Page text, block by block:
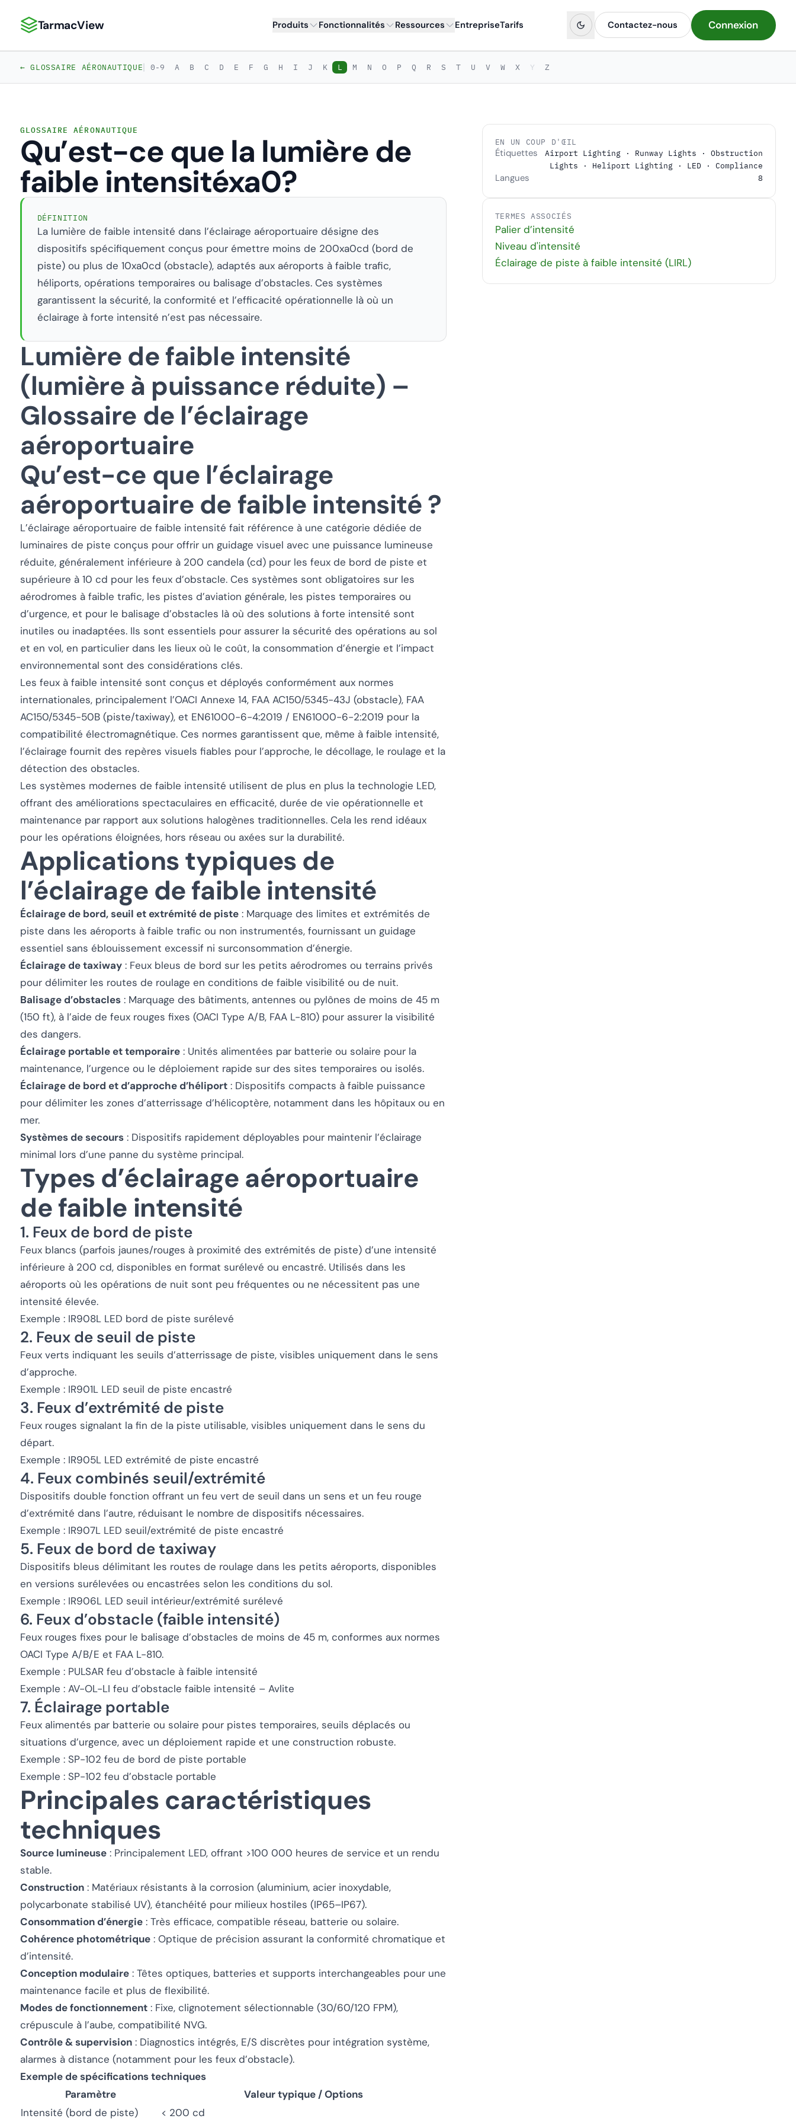
TarmacView : Analyses aéronautiques de précision
TarmacView Produits Fonctionnalités Ressources EntrepriseTarifs Contactez-nous Connexion
← GLOSSAIRE AÉRONAUTIQUE| 0-9 A B C D E F G H I J K L M N O P Q R S T U V W X Y Z
GLOSSAIRE AÉRONAUTIQUE
Qu’est-ce que la lumière de
faible intensitéxa0?
DÉFINITION
La lumière de faible intensité dans l’éclairage aéroportuaire désigne des
dispositifs spécifiquement conçus pour émettre moins de 200xa0cd (bord de
piste) ou plus de 10xa0cd (obstacle), adaptés aux aéroports à faible trafic,
héliports, opérations temporaires ou balisage d’obstacles. Ces systèmes
garantissent la sécurité, la conformité et l’efficacité opérationnelle là où un
éclairage à forte intensité n’est pas nécessaire.
Lumière de faible intensité
(lumière à puissance réduite) –
Glossaire de l’éclairage
aéroportuaire
Qu’est-ce que l’éclairage
aéroportuaire de faible intensité ?
L’éclairage aéroportuaire de faible intensité fait référence à une catégorie dédiée de
luminaires de piste conçus pour offrir un guidage visuel avec une puissance lumineuse
réduite, généralement inférieure à 200 candela (cd) pour les feux de bord de piste et
supérieure à 10 cd pour les feux d’obstacle. Ces systèmes sont obligatoires sur les
aérodromes à faible trafic, les pistes d’aviation générale, les pistes temporaires ou
d’urgence, et pour le balisage d’obstacles là où des solutions à forte intensité sont
inutiles ou inadaptées. Ils sont essentiels pour assurer la sécurité des opérations au sol
et en vol, en particulier dans les lieux où le coût, la consommation d’énergie et l’impact
environnemental sont des considérations clés.
Les feux à faible intensité sont conçus et déployés conformément aux normes
internationales, principalement l’OACI Annexe 14, FAA AC150/5345-43J (obstacle), FAA
AC150/5345-50B (piste/taxiway), et EN61000-6-4:2019 / EN61000-6-2:2019 pour la
compatibilité électromagnétique. Ces normes garantissent que, même à faible intensité,
l’éclairage fournit des repères visuels fiables pour l’approche, le décollage, le roulage et la
détection des obstacles.
Les systèmes modernes de faible intensité utilisent de plus en plus la technologie LED,
offrant des améliorations spectaculaires en efficacité, durée de vie opérationnelle et
maintenance par rapport aux solutions halogènes traditionnelles. Cela les rend idéaux
pour les opérations éloignées, hors réseau ou axées sur la durabilité.
Applications typiques de
l’éclairage de faible intensité
Éclairage de bord, seuil et extrémité de piste : Marquage des limites et extrémités de
piste dans les aéroports à faible trafic ou non instrumentés, fournissant un guidage
essentiel sans éblouissement excessif ni surconsommation d’énergie.
Éclairage de taxiway : Feux bleus de bord sur les petits aérodromes ou terrains privés
pour délimiter les routes de roulage en conditions de faible visibilité ou de nuit.
Balisage d’obstacles : Marquage des bâtiments, antennes ou pylônes de moins de 45 m
(150 ft), à l’aide de feux rouges fixes (OACI Type A/B, FAA L-810) pour assurer la visibilité
des dangers.
Éclairage portable et temporaire : Unités alimentées par batterie ou solaire pour la
maintenance, l’urgence ou le déploiement rapide sur des sites temporaires ou isolés.
Éclairage de bord et d’approche d’héliport : Dispositifs compacts à faible puissance
pour délimiter les zones d’atterrissage d’hélicoptère, notamment dans les hôpitaux ou en
mer.
Systèmes de secours : Dispositifs rapidement déployables pour maintenir l’éclairage
minimal lors d’une panne du système principal.
Types d’éclairage aéroportuaire
de faible intensité
1. Feux de bord de piste
Feux blancs (parfois jaunes/rouges à proximité des extrémités de piste) d’une intensité
inférieure à 200 cd, disponibles en format surélevé ou encastré. Utilisés dans les
aéroports où les opérations de nuit sont peu fréquentes ou ne nécessitent pas une
intensité élevée.
Exemple : IR908L LED bord de piste surélevé
2. Feux de seuil de piste
Feux verts indiquant les seuils d’atterrissage de piste, visibles uniquement dans le sens
d’approche.
Exemple : IR901L LED seuil de piste encastré
3. Feux d’extrémité de piste
Feux rouges signalant la fin de la piste utilisable, visibles uniquement dans le sens du
départ.
Exemple : IR905L LED extrémité de piste encastré
4. Feux combinés seuil/extrémité
Dispositifs double fonction offrant un feu vert de seuil dans un sens et un feu rouge
d’extrémité dans l’autre, réduisant le nombre de dispositifs nécessaires.
Exemple : IR907L LED seuil/extrémité de piste encastré
5. Feux de bord de taxiway
Dispositifs bleus délimitant les routes de roulage dans les petits aéroports, disponibles
en versions surélevées ou encastrées selon les conditions du sol.
Exemple : IR906L LED seuil intérieur/extrémité surélevé
6. Feux d’obstacle (faible intensité)
Feux rouges fixes pour le balisage d’obstacles de moins de 45 m, conformes aux normes
OACI Type A/B/E et FAA L-810.
Exemple : PULSAR feu d’obstacle à faible intensité
Exemple : AV-OL-LI feu d’obstacle faible intensité – Avlite
7. Éclairage portable
Feux alimentés par batterie ou solaire pour pistes temporaires, seuils déplacés ou
situations d’urgence, avec un déploiement rapide et une construction robuste.
Exemple : SP-102 feu de bord de piste portable
Exemple : SP-102 feu d’obstacle portable
Principales caractéristiques
techniques
Source lumineuse : Principalement LED, offrant >100 000 heures de service et un rendu
stable.
Construction : Matériaux résistants à la corrosion (aluminium, acier inoxydable,
polycarbonate stabilisé UV), étanchéité pour milieux hostiles (IP65–IP67).
Consommation d’énergie : Très efficace, compatible réseau, batterie ou solaire.
Cohérence photométrique : Optique de précision assurant la conformité chromatique et
d’intensité.
Conception modulaire : Têtes optiques, batteries et supports interchangeables pour une
maintenance facile et plus de flexibilité.
Modes de fonctionnement : Fixe, clignotement sélectionnable (30/60/120 FPM),
crépuscule à l’aube, compatibilité NVG.
Contrôle & supervision : Diagnostics intégrés, E/S discrètes pour intégration système,
alarmes à distance (notamment pour les feux d’obstacle).
Exemple de spécifications techniques
Paramètre
Valeur typique / Options
Intensité (bord de piste)
< 200 cd
EN UN COUP D'ŒIL
Étiquettes
Airport Lighting · Runway Lights · Obstruction
Lights · Heliport Lighting · LED · Compliance
Langues 8
TERMES ASSOCIÉS
Palier d’intensité
Niveau d'intensité
Éclairage de piste à faible intensité (LIRL)